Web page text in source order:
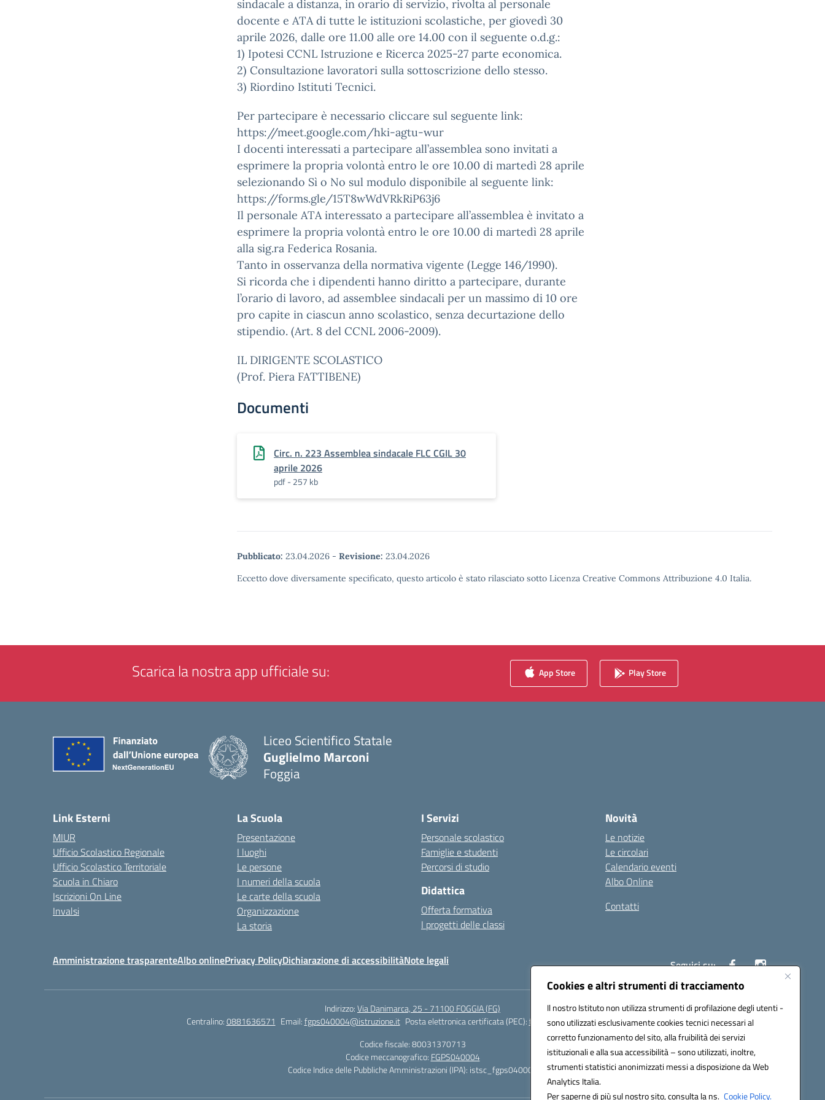
Cookies e altri strumenti di tracciamento
Il nostro Istituto non utilizza strumenti di profilazione degli utenti -
sono utilizzati esclusivamente cookies tecnici necessari al
corretto funzionamento del sito, alla fruibilità dei servizi
istituzionali e alla sua accessibilità – sono utilizzati, inoltre,
strumenti statistici anonimizzati messi a disposizione da Web
Analytics Italia.
Per saperne di più sul nostro sito, consulta la ns. Cookie Policy.
sindacale a distanza, in orario di servizio, rivolta al personale
docente e ATA di tutte le istituzioni scolastiche, per giovedì 30
aprile 2026, dalle ore 11.00 alle ore 14.00 con il seguente o.d.g.:
1) Ipotesi CCNL Istruzione e Ricerca 2025-27 parte economica.
2) Consultazione lavoratori sulla sottoscrizione dello stesso.
3) Riordino Istituti Tecnici.
Per partecipare è necessario cliccare sul seguente link:
https://meet.google.com/hki-agtu-wur
I docenti interessati a partecipare all’assemblea sono invitati a
esprimere la propria volontà entro le ore 10.00 di martedì 28 aprile
selezionando Sì o No sul modulo disponibile al seguente link:
https://forms.gle/15T8wWdVRkRiP63j6
Il personale ATA interessato a partecipare all’assemblea è invitato a
esprimere la propria volontà entro le ore 10.00 di martedì 28 aprile
alla sig.ra Federica Rosania.
Tanto in osservanza della normativa vigente (Legge 146/1990).
Si ricorda che i dipendenti hanno diritto a partecipare, durante
l’orario di lavoro, ad assemblee sindacali per un massimo di 10 ore
pro capite in ciascun anno scolastico, senza decurtazione dello
stipendio. (Art. 8 del CCNL 2006-2009).
IL DIRIGENTE SCOLASTICO
(Prof. Piera FATTIBENE)
Documenti
Circ. n. 223 Assemblea sindacale FLC CGIL 30
aprile 2026
pdf - 257 kb
Pubblicato: 23.04.2026 - Revisione: 23.04.2026
Eccetto dove diversamente specificato, questo articolo è stato rilasciato sotto Licenza Creative Commons Attribuzione 4.0 Italia.
Scarica la nostra app ufficiale su: App Store Play Store
Liceo Scientifico Statale
Guglielmo Marconi
Foggia
Link Esterni
MIUR
Ufficio Scolastico Regionale
Ufficio Scolastico Territoriale
Scuola in Chiaro
Iscrizioni On Line
Invalsi
La Scuola
Presentazione
I luoghi
Le persone
I numeri della scuola
Le carte della scuola
Organizzazione
La storia
I Servizi
Personale scolastico
Famiglie e studenti
Percorsi di studio
Didattica
Offerta formativa
I progetti delle classi
Novità
Le notizie
Le circolari
Calendario eventi
Albo Online
Contatti
Amministrazione trasparenteAlbo onlinePrivacy PolicyDichiarazione di accessibilitàNote legali Seguici su:
Indirizzo:Via Danimarca, 25 - 71100 FOGGIA (FG)
Centralino:0881636571 Email:fgps040004@istruzione.it Posta elettronica certificata (PEC):fgps040004@pec.istruzione.it
Codice fiscale: 80031370713
Codice meccanografico: FGPS040004
Codice Indice delle Pubbliche Amministrazioni (IPA): istsc_fgps040004